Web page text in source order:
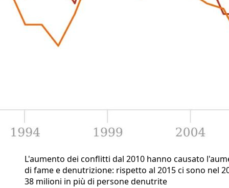
L'aumento dei conflitti dal 2010 hanno causato
di fame e denutrizione: rispetto al 2015 ci sono nel
38 milioni in più di persone denutrite